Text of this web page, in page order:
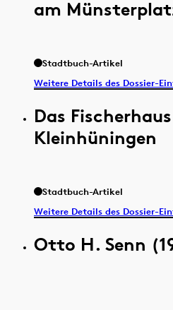
am
Stadtbuch-Artikel
Weitere Details des Dossier-
Das
Kleinhüningen
Stadtbuch-Artikel
Weitere Details des Dossier-
Otto H. Senn